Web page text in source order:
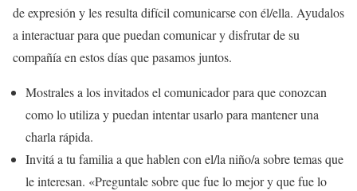
de expresión y les resulta difícil comunicarse con él/ella. Ayudalos
a interactuar para que puedan comunicar y disfrutar de su
compañía en estos días que pasamos juntos.
Mostrales a los invitados el comunicador para que conozcan
como lo utiliza y puedan intentar usarlo para mantener una
charla rápida.
Invitá a tu familia a que hablen con el/la niño/a sobre temas que
le interesan. «Preguntale sobre que fue lo mejor y que fue lo